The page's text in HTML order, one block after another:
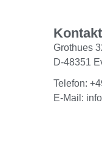
Kontakt
Grothues
D-48351
Telefon:
E-Mail: